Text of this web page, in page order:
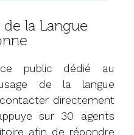
en
réseau de plus de
la Langue
public dédié au
de la langue
directement
sur 30 agents
afin de répondre